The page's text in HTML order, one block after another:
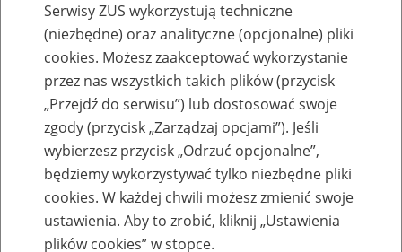
Szkolenia
Zaproś ZUS do siebie: Aktywni 50+
Serwisy ZUS wykorzystują techniczne
(niezbędne) oraz analityczne (opcjonalne) pliki
cookies. Możesz zaakceptować wykorzystanie
przez nas wszystkich takich plików (przycisk
„Przejdź do serwisu”) lub dostosować swoje
zgody (przycisk „Zarządzaj opcjami”). Jeśli
wybierzesz przycisk „Odrzuć opcjonalne”,
będziemy wykorzystywać tylko niezbędne pliki
cookies. W każdej chwili możesz zmienić swoje
ustawienia. Aby to zrobić, kliknij „Ustawienia
plików cookies” w stopce.